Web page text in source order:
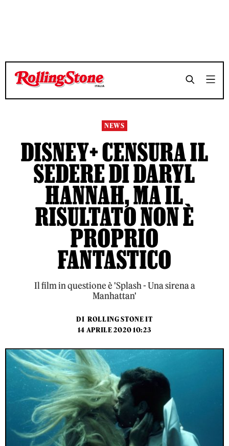
TEMPO DI LETTURA 3 MINUTI SHARE
TEMPO DI LETTURA 3 MINUTI SHARE
NEWS
DISNEY+ CENSURA IL
SEDERE DI DARYL
HANNAH, MA IL
RISULTATO NON È
PROPRIO
FANTASTICO
Il film in questione è 'Splash - Una sirena a
Manhattan'
DI ROLLING STONE IT
14 APRILE 2020 10:23